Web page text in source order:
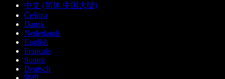
中文 (简体 中国大陆)
Čeština
Dansk
Nederlands
English
Français
Suomi
Deutsch